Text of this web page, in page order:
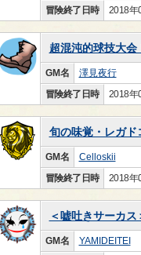
冒険終了日時
2018年
超混沌的球技大会
GM名 澤見夜行
冒険終了日時
2018年
旬の味覚・レガド
GM名 Celloskii
冒険終了日時
2018年
＜嘘吐きサーカ
GM名 YAMIDEITEI